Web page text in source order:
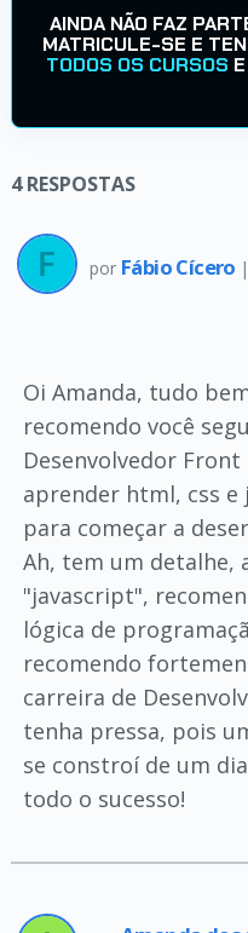
AINDA NÃO FAZ
MATRICULE-SE E
TODOS OS CURSOS
4RESPOSTAS
por Fábio Cícero |
Oi Amanda, tudo
recomendo você
Desenvolvedor Front
aprender html, css e
para começar a
Ah, tem um detalhe,
"javascript",
lógica de
recomendo
carreira de
tenha pressa, pois
se constroí de um
todo o sucesso!